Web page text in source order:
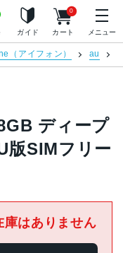
ガイド カート
0
メニュー
（アイフォン） au
ディープ
版SIMフリー
庫はありません